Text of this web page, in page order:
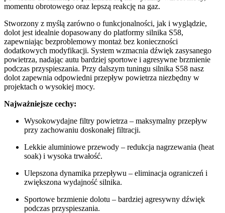
momentu obrotowego oraz lepszą reakcję na gaz.
Stworzony z myślą zarówno o funkcjonalności, jak i wyglądzie,
dolot jest idealnie dopasowany do platformy silnika S58,
zapewniając bezproblemowy montaż bez konieczności
dodatkowych modyfikacji. System wzmacnia dźwięk zasysanego
powietrza, nadając autu bardziej sportowe i agresywne brzmienie
podczas przyspieszania. Przy dalszym tuningu silnika S58 nasz
dolot zapewnia odpowiedni przepływ powietrza niezbędny w
projektach o wysokiej mocy.
Najważniejsze cechy:
Wysokowydajne filtry powietrza – maksymalny przepływ
przy zachowaniu doskonałej filtracji.
Lekkie aluminiowe przewody – redukcja nagrzewania (heat
soak) i wysoka trwałość.
Ulepszona dynamika przepływu – eliminacja ograniczeń i
zwiększona wydajność silnika.
Sportowe brzmienie dolotu – bardziej agresywny dźwięk
podczas przyspieszania.